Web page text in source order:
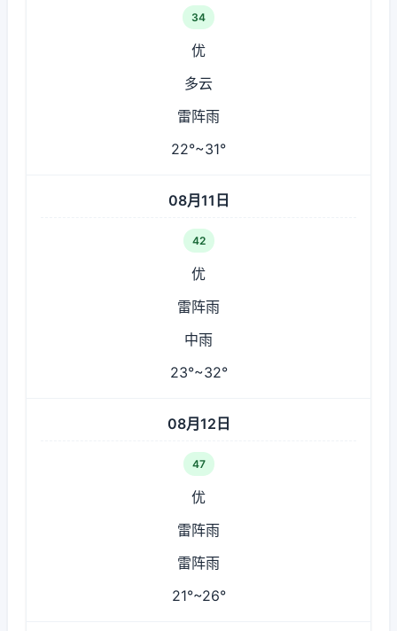
34
优
多云
雷阵雨
22°~31°
08月11日
42
优
雷阵雨
中雨
23°~32°
08月12日
47
优
雷阵雨
雷阵雨
21°~26°